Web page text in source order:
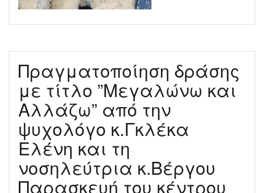
Πραγματοποίηση δράσης
με τίτλο ”Μεγαλώνω και
Αλλάζω” από την
ψυχολόγο κ.Γκλέκα
Ελένη και τη
νοσηλεύτρια κ.Βέργου
Παρασκευή του κέντρου